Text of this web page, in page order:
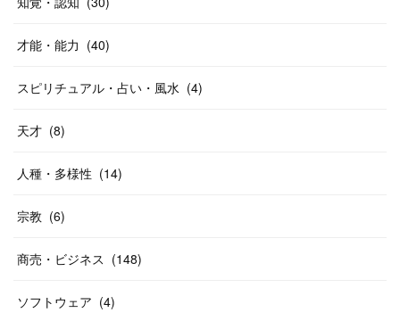
才能・能力 (40)
スピリチュアル・占い・風水 (4)
天才 (8)
人種・多様性 (14)
宗教 (6)
商売・ビジネス (148)
ソフトウェア (4)